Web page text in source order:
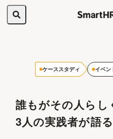
ケーススタディ イベン
誰もがその人ら
3人の実践者が語